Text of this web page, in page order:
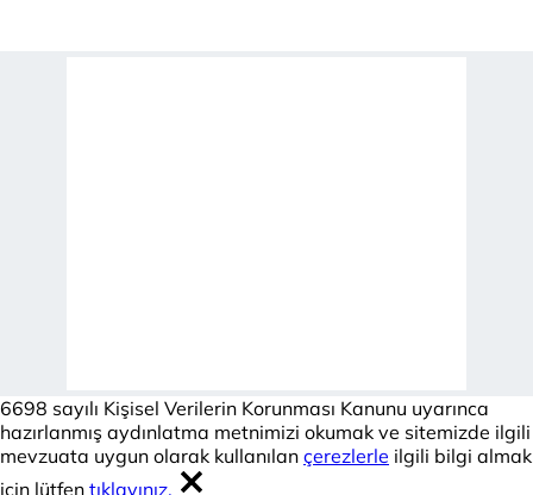
6698 sayılı Kişisel Verilerin Korunması Kanunu uyarınca
hazırlanmış aydınlatma metnimizi okumak ve sitemizde ilgili
mevzuata uygun olarak kullanılan çerezlerle ilgili bilgi almak
için lütfen tıklayınız.